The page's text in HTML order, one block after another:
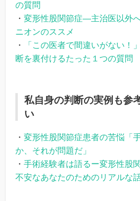
の質問
・ 変形性股関節症―主治医以外
ニオンのススメ
・
「この医者で間違いがない！
断を裏付けるたった１つの質問
私自身の判断の実例も参
い
・ 変形性股関節症患者の苦悩「
か、それが問題だ」
・ 手術経験者は語るー変形性股
不安なあなたのためのリアルな